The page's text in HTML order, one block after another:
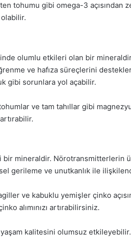
tohumu gibi omega-3 açısından
olumlu etkileri olan bir
ve hafıza süreçlerini
gibi sorunlara yol açabilir.
ve tam tahıllar gibi
bir mineraldir. Nörotransmitterlerin
gerileme ve unutkanlık ile
ve kabuklu yemişler çinko
alımınızı artırabilirsiniz.
yaşam kalitesini olumsuz